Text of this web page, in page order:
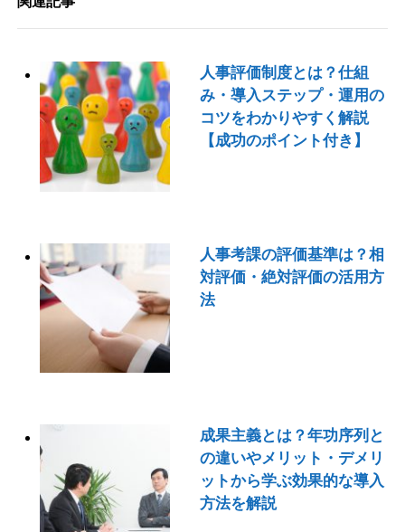
人事評価制度とは？仕組
み・導入ステップ・運用の
コツをわかりやすく解説
【成功のポイント付き】
人事考課の評価基準は？相
対評価・絶対評価の活用方
法
成果主義とは？年功序列と
の違いやメリット・デメリ
ットから学ぶ効果的な導入
方法を解説